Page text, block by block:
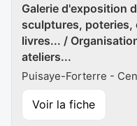
Galerie d'exposition
sculptures, poteries,
livres... /
ateliers...
Puisaye-Forterre -
Voir la fiche